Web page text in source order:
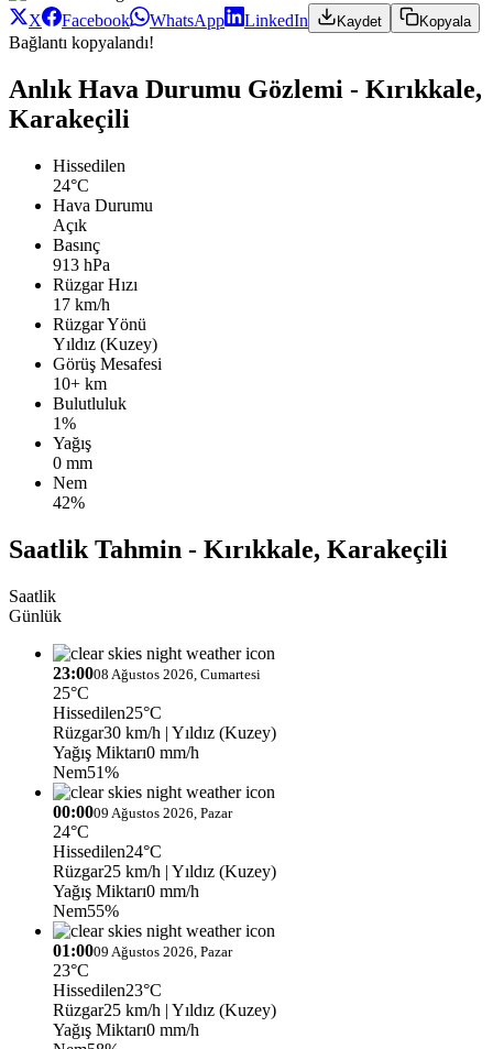
X Facebook WhatsApp LinkedIn Kaydet Kopyala
Bağlantı kopyalandı!
Anlık Hava Durumu Gözlemi - Kırıkkale,
Karakeçili
Hissedilen
24°C
Hava Durumu
Açık
Basınç
913 hPa
Rüzgar Hızı
17 km/h
Rüzgar Yönü
Yıldız (Kuzey)
Görüş Mesafesi
10+ km
Bulutluluk
1%
Yağış
0 mm
Nem
42%
Saatlik Tahmin - Kırıkkale, Karakeçili
Saatlik
Günlük
23:0008 Ağustos 2026, Cumartesi
25°C
Hissedilen25°C
Rüzgar30 km/h | Yıldız (Kuzey)
Yağış Miktarı0 mm/h
Nem51%
00:0009 Ağustos 2026, Pazar
24°C
Hissedilen24°C
Rüzgar25 km/h | Yıldız (Kuzey)
Yağış Miktarı0 mm/h
Nem55%
01:0009 Ağustos 2026, Pazar
23°C
Hissedilen23°C
Rüzgar25 km/h | Yıldız (Kuzey)
Yağış Miktarı0 mm/h